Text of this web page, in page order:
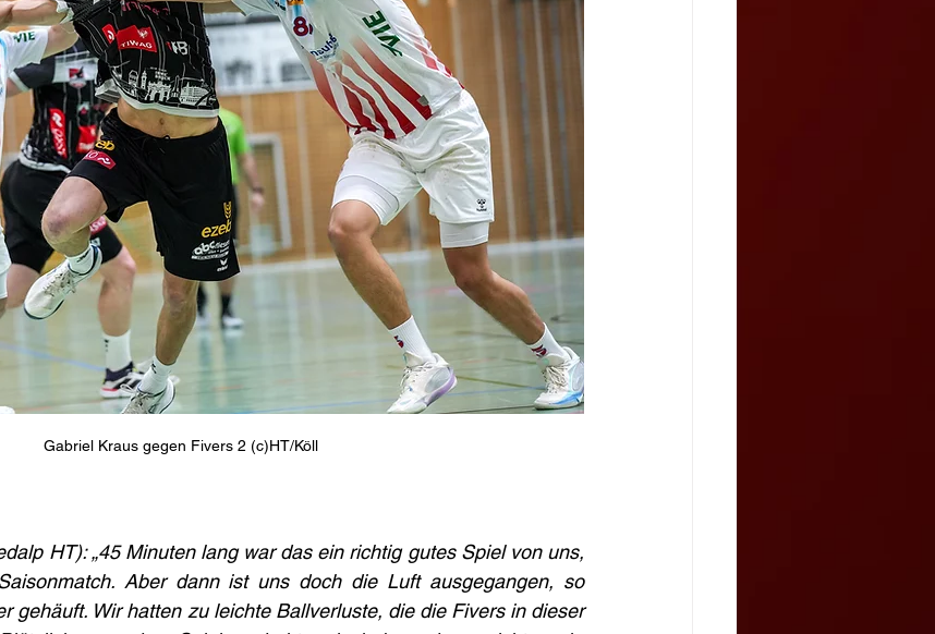
Gabriel Kraus gegen Fivers 2 (c)HT/Köll
HT): „45 Minuten lang war das ein richtig gutes Spiel von uns,
Aber dann ist uns doch die Luft ausgegangen, so
gehäuft. Wir hatten zu leichte Ballverluste, die die Fivers in dieser